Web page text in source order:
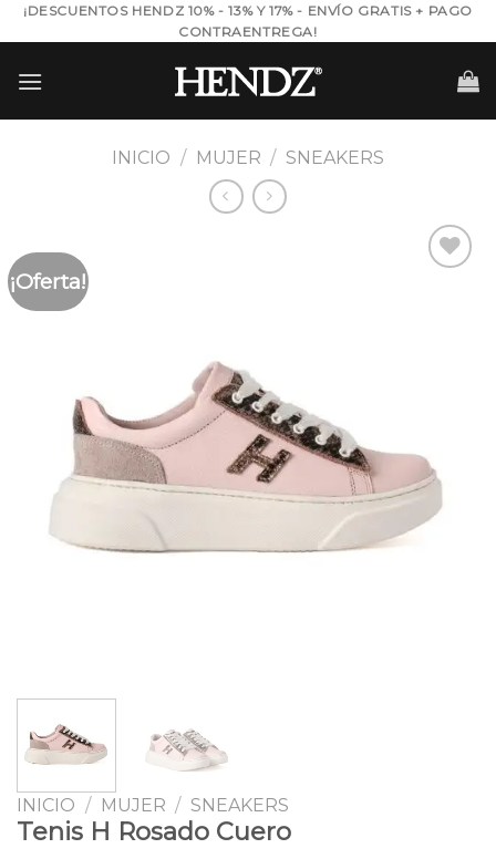
Skip
to
¡DESCUENTOS HENDZ 10% - 13% Y 17% - ENVÍO GRATIS + PAGO
CONTRAENTREGA!
INICIO / MUJER / SNEAKERS
¡Oferta!
INICIO / MUJER / SNEAKERS
Tenis H Rosado Cuero